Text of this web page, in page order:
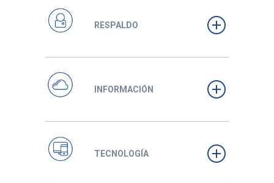
RESPALDO
INFORMACIÓN
TECNOLOGÍA